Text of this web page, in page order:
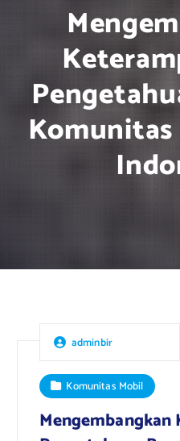
adminbir
Komunitas Mobil